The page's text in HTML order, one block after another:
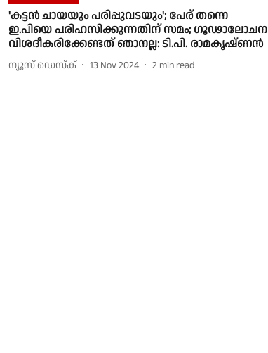
'കട്ടന്‍ ചായയും പരിപ്പുവടയും'; പേര് തന്നെ
ഇ.പിയെ പരിഹസിക്കുന്നതിന് സമം; ഗൂഢാലോചന
വിശദീകരിക്കേണ്ടത് ഞാനല്ല: ടി.പി. രാമകൃഷ്ണന്‍
ന്യൂസ് ഡെസ്ക് 13 Nov 2024 2 min read